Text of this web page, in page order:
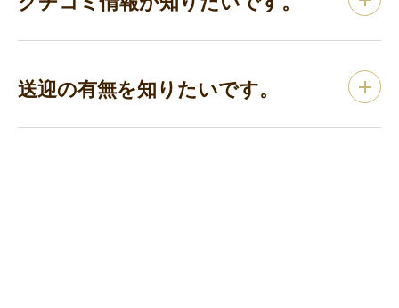
送迎の有無を知りたいです。